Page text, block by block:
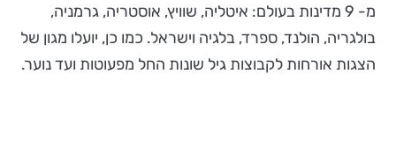
מ- 9 מדינות בעולם: איטליה, שוויץ, אוסטריה, גרמניה,
בולגריה, הולנד, ספרד, בלגיה וישראל. כמו כן, יועלו מגון של
הצגות אורחות לקבוצות גיל שונות החל מפעוטות ועד נוער.